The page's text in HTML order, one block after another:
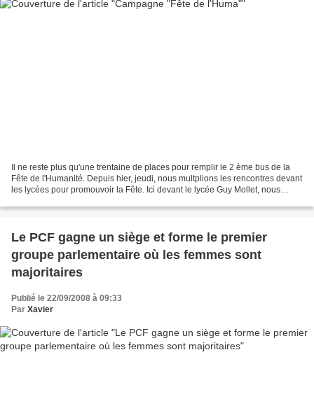
Il ne reste plus qu'une trentaine de places pour remplir le 2 ème bus de la
Fête de l'Humanité. Depuis hier, jeudi, nous multplions les rencontres devant
les lycées pour promouvoir la Fête. Ici devant le lycée Guy Mollet, nous
Le PCF gagne un siège et forme le premier
groupe parlementaire où les femmes sont
majoritaires
Publié le 22/09/2008 à 09:33
Par Xavier